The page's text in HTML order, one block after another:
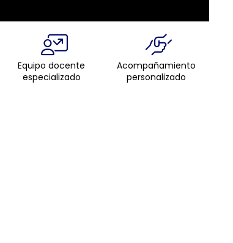
Equipo docente
especializado
Acompañamiento
personalizado